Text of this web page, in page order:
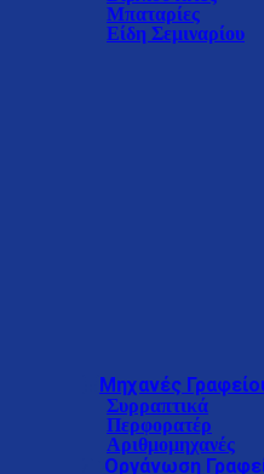
Μπαταρίες
Είδη Σεμιναρίου
Μηχανές
Συρραπτικά
Περφορατέρ
Αριθμομηχανές
Oργάνωση